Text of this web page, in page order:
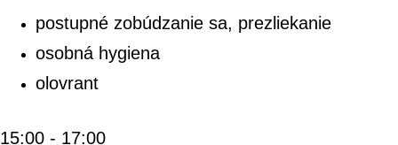
postupné zobúdzanie sa, prezliekanie
osobná hygiena
olovrant
15:00 - 17:00